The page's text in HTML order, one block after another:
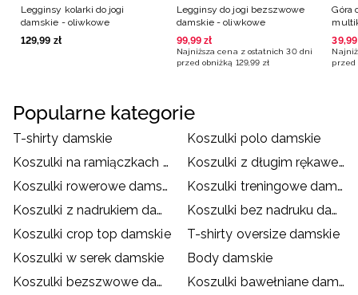
Legginsy kolarki do jogi
damskie - oliwkowe
129,99 zł
Legginsy do jogi bezszwowe
damskie - oliwkowe
99,99 zł
Najniższa cena z ostatnich 30 dni
przed obniżką 129,99 zł
Góra
39,99
przed
Popularne kategorie
T-shirty damskie
Koszulki polo damskie
Koszulki na ramiączkach damskie
Koszulki z długim rękawem damskie
Koszulki rowerowe damskie
Koszulki treningowe damskie
Koszulki z nadrukiem damskie
Koszulki bez nadruku damskie
Koszulki crop top damskie
T-shirty oversize damskie
Koszulki w serek damskie
Body damskie
Koszulki bezszwowe damskie
Koszulki bawełniane damskie